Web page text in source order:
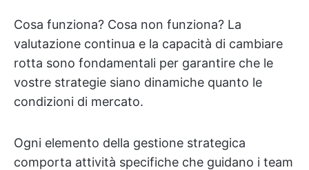
Cosa funziona? Cosa non funziona? La
valutazione continua e la capacità di cambiare
rotta sono fondamentali per garantire che le
vostre strategie siano dinamiche quanto le
condizioni di mercato.
Ogni elemento della gestione strategica
comporta attività specifiche che guidano i team